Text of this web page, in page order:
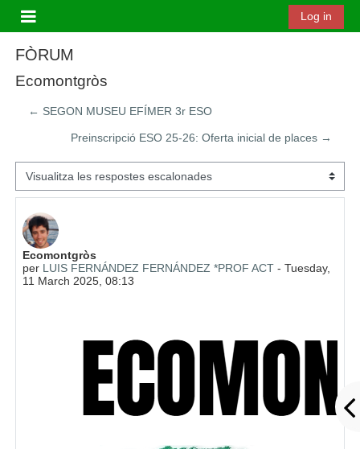
Panell lateral
Log in
FÒRUM
Ecomontgròs
← SEGON MUSEU EFÍMER 3r ESO
Preinscripció ESO 25-26: Oferta inicial de places →
Mode de visualització
Ecomontgròs
per LUIS FERNÁNDEZ FERNÁNDEZ *PROF ACT -Tuesday,
11 March 2025, 08:13
Nombre de respostes: 0